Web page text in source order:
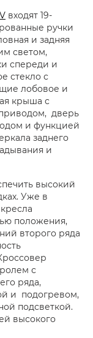
входят 19-
ручки
и задняя
светом,
спереди и
стекло с
лобовое и
крыша с
дверь
и функцией
заднего
и
высокий
Уже в
положения,
второго ряда
с
ряда,
и подогревом,
подсветкой.
высокого